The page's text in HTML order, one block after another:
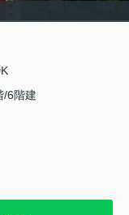
/6階建